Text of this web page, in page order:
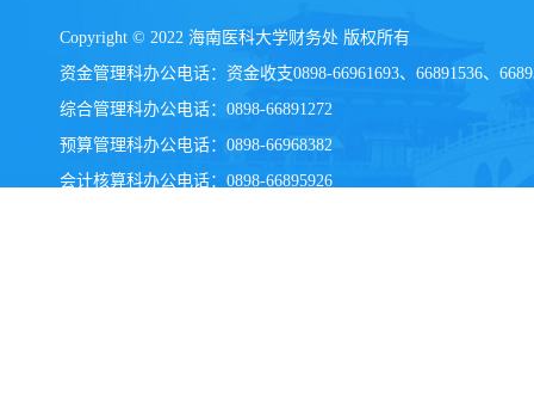
Copyright © 2022 海南医科大学财务处 版权所有
资金管理科办公电话：资金收支0898-66961693、66891536、
综合管理科办公电话：0898-66891272
预算管理科办公电话：0898-66968382
会计核算科办公电话： 0898-66895926